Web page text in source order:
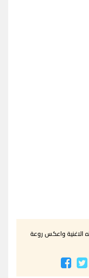
الاغنية واعكس روعة